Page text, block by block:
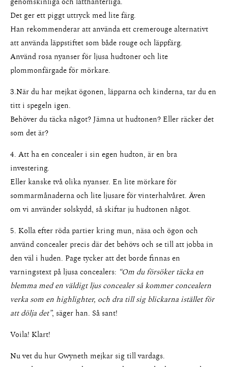
Det ger ett piggt uttryck med lite färg.
Han rekommenderar att använda ett cremerouge alternativt
att använda läppstiftet som både rouge och läppfärg.
Använd rosa nyanser för ljusa hudtoner och lite
plommonfärgade för mörkare.
3.När du har mejkat ögonen, läpparna och kinderna, tar du en
titt i spegeln igen.
Behöver du täcka något? Jämna ut hudtonen? Eller räcker det
som det är?
4. Att ha en concealer i sin egen hudton, är en bra
investering.
Eller kanske två olika nyanser. En lite mörkare för
sommarmånaderna och lite ljusare för vinterhalvåret. Även
om vi använder solskydd, så skiftar ju hudtonen något.
5. Kolla efter röda partier kring mun, näsa och ögon och
använd concealer precis där det behövs och se till att jobba in
den väl i huden. Page tycker att det borde finnas en
varningstext på ljusa concealers: “Om du försöker täcka en
blemma med en väldigt ljus concealer så kommer concealern
verka som en highlighter, och dra till sig blickarna istället för
att dölja det”, säger han. Så sant!
Voila! Klart!
Nu vet du hur Gwyneth mejkar sig till vardags.